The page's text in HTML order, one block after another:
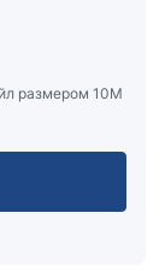
размером 10M